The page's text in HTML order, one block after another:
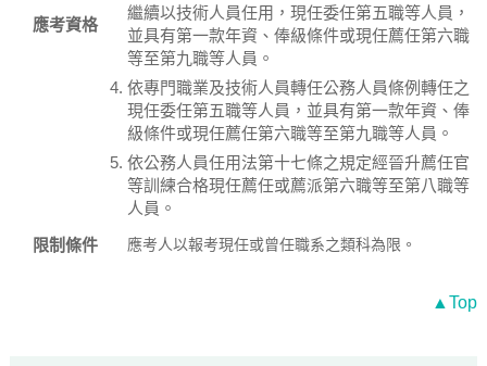
應考資格
繼續以技術人員任用，現任委任第五職等人員，
並具有第一款年資、俸級條件或現任薦任第六職
等至第九職等人員。
依專門職業及技術人員轉任公務人員條例轉任之
現任委任第五職等人員，並具有第一款年資、俸
級條件或現任薦任第六職等至第九職等人員。
依公務人員任用法第十七條之規定經晉升薦任官
等訓練合格現任薦任或薦派第六職等至第八職等
人員。
限制條件
應考人以報考現任或曾任職系之類科為限。
▲Top